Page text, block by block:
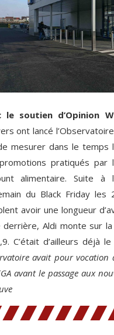
le soutien d’Opinion
ont lancé
mesurer dans le temps
pratiqués par
alimentaire. Suite à
du Black Friday
avoir une longueur
derrière, Aldi monte sur
C’était d’ailleurs déjà
avait pour
avant le passage aux